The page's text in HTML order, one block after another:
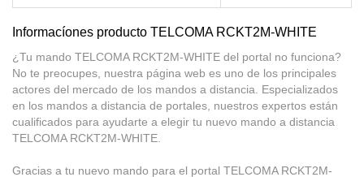
Informacíones producto TELCOMA RCKT2M-WHITE
¿Tu mando TELCOMA RCKT2M-WHITE del portal no funciona?
No te preocupes, nuestra página web es uno de los principales
actores del mercado de los mandos a distancia. Especializados
en los mandos a distancia de portales, nuestros expertos están
cualificados para ayudarte a elegir tu nuevo mando a distancia
TELCOMA RCKT2M-WHITE.
Gracias a tu nuevo mando para el portal TELCOMA RCKT2M-